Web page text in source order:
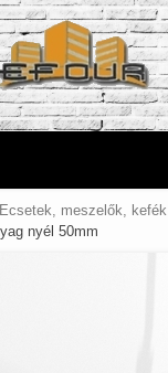
Ecsetek, meszelők, kefék
nyél 50mm